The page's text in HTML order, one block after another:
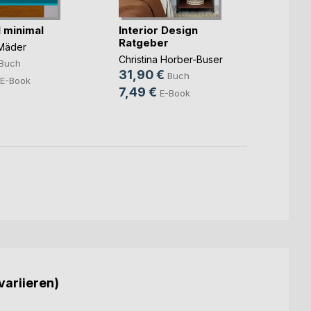
minimal
E-Book
Interior Design
Ratgeber
Christina Horber-Buser
31,90 € Buch
7,49 € E-Book